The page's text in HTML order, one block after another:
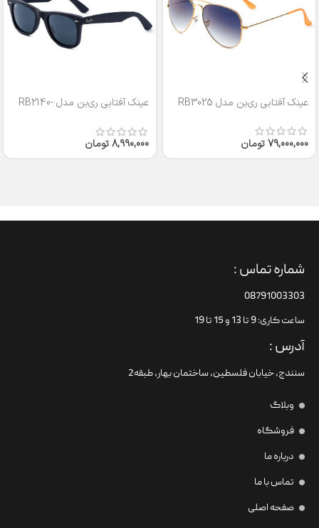
عینک آفتابی ری‌بن مدل RB3025
79,000,000تومان
عینک آفتابی ری‌بن مدل RB2140-
8,990,000تومان
شماره تماس :
08791003303
ساعت کاری: 9 تا 13 و 15 تا 19
آدرس :
سنندج، خیابان فلسطین،‌ ساختمان بهار، طبقه2
وبلاگ
فروشگاه
درباره ما
تماس با ما
صفحه اصلی